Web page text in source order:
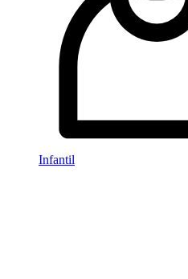
Infantil